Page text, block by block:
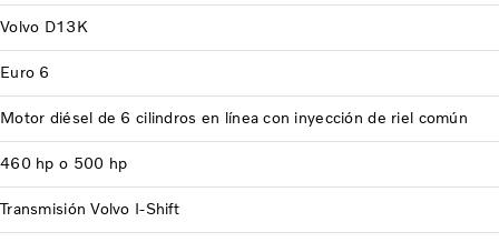
Volvo D13K
Euro 6
Motor diésel de 6 cilindros en línea con inyección de riel común
460 hp o 500 hp
Transmisión Volvo I-Shift